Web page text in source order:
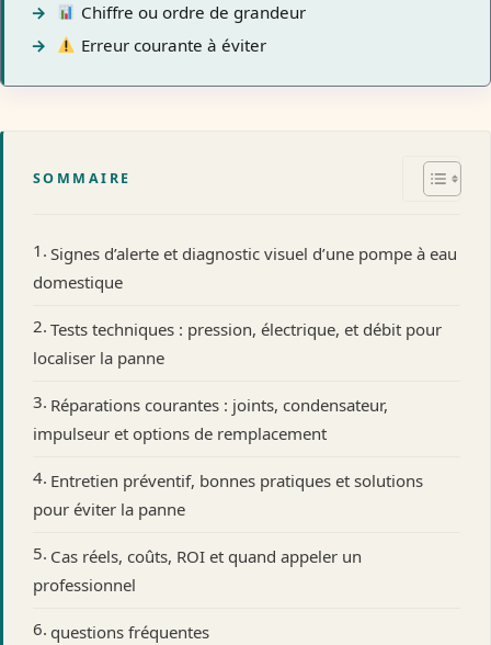
Chiffre ou ordre de grandeur
Erreur courante à éviter
SOMMAIRE
Signes d’alerte et diagnostic visuel d’une pompe à eau
domestique
Tests techniques : pression, électrique, et débit pour
localiser la panne
Réparations courantes : joints, condensateur,
impulseur et options de remplacement
Entretien préventif, bonnes pratiques et solutions
pour éviter la panne
Cas réels, coûts, ROI et quand appeler un
professionnel
questions fréquentes